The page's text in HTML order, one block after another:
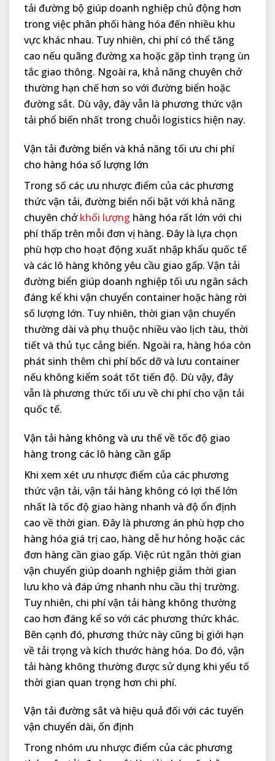
tải đường bộ giúp doanh nghiệp chủ động hơn
trong việc phân phối hàng hóa đến nhiều khu
vực khác nhau. Tuy nhiên, chi phí có thể tăng
cao nếu quãng đường xa hoặc gặp tình trạng ùn
tắc giao thông. Ngoài ra, khả năng chuyên chở
thường hạn chế hơn so với đường biển hoặc
đường sắt. Dù vậy, đây vẫn là phương thức vận
tải phổ biến nhất trong chuỗi logistics hiện nay.
Vận tải đường biển và khả năng tối ưu chi phí
cho hàng hóa số lượng lớn
Trong số các ưu nhược điểm của các phương
thức vận tải, đường biển nổi bật với khả năng
chuyên chởkhối lượng hàng hóa rất lớn với chi
phí thấp trên mỗi đơn vị hàng. Đây là lựa chọn
phù hợp cho hoạt động xuất nhập khẩu quốc tế
và các lô hàng không yêu cầu giao gấp. Vận tải
đường biển giúp doanh nghiệp tối ưu ngân sách
đáng kể khi vận chuyển container hoặc hàng rời
số lượng lớn. Tuy nhiên, thời gian vận chuyển
thường dài và phụ thuộc nhiều vào lịch tàu, thời
tiết và thủ tục cảng biển. Ngoài ra, hàng hóa còn
phát sinh thêm chi phí bốc dỡ và lưu container
nếu không kiểm soát tốt tiến độ. Dù vậy, đây
vẫn là phương thức tối ưu về chi phí cho vận tải
quốc tế.
Vận tải hàng không và ưu thế về tốc độ giao
hàng trong các lô hàng cần gấp
Khi xem xét ưu nhược điểm của các phương
thức vận tải, vận tải hàng không có lợi thế lớn
nhất là tốc độ giao hàng nhanh và độ ổn định
cao về thời gian. Đây là phương án phù hợp cho
hàng hóa giá trị cao, hàng dễ hư hỏng hoặc các
đơn hàng cần giao gấp. Việc rút ngắn thời gian
vận chuyển giúp doanh nghiệp giảm thời gian
lưu kho và đáp ứng nhanh nhu cầu thị trường.
Tuy nhiên, chi phí vận tải hàng không thường
cao hơn đáng kể so với các phương thức khác.
Bên cạnh đó, phương thức này cũng bị giới hạn
về tải trọng và kích thước hàng hóa. Do đó, vận
tải hàng không thường được sử dụng khi yếu tố
thời gian quan trọng hơn chi phí.
Vận tải đường sắt và hiệu quả đối với các tuyến
vận chuyển dài, ổn định
Trong nhóm ưu nhược điểm của các phương